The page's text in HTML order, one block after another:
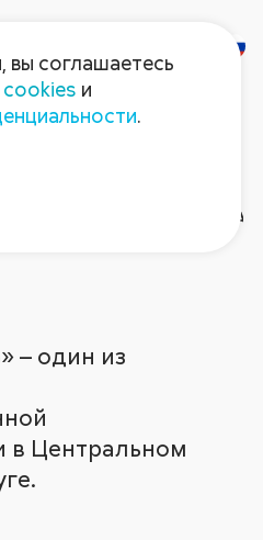
– один из
в Центральном
вы соглашаетесь
cookies и
.